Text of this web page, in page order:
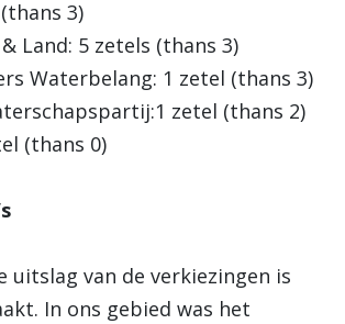
3)
Land: 5 zetels (thans 3)
Waterbelang: 1 zetel (thans 3)
zetel (thans 2)
(thans 0)
uitslag van de verkiezingen is
In ons gebied was het